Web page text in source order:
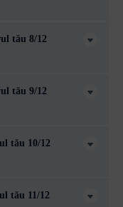
tău 8/12
tău 9/12
tău 10/12
tău 11/12